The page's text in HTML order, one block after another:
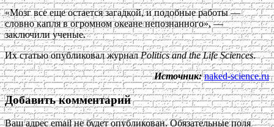
«Мозг все еще остается загадкой, и подобные работы —
словно капля в огромном океане непознанного», —
заключили ученые.
Их статью опубликовал журналPolitics and the Life Sciences.
Источник: naked-science.ru
Добавить комментарий
Ваш адрес email не будет опубликован. Обязательные поля